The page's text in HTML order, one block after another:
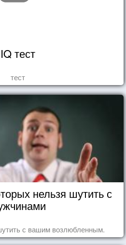
IQ тест
тест
нельзя шутить с
с вашим возлюбленным.